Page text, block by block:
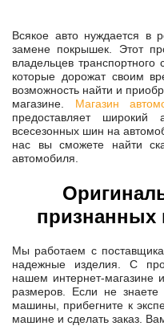
Всякое авто нуждается в
замене покрышек. Этот
владельцев
которые дорожат своим
возможность найти и
магазине. Магазин
предоставляет широкий
всесезонных шин на
нас вы сможете найти
автомобиля.
признанных
Мы работаем с
надежные изделия. С
нашем интернет-магазине
размеров. Если не
машины, прибегните к
машине и сделать заказ.